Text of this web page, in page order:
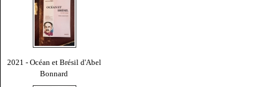
2021 - Océan et Brésil d'Abel
Bonnard